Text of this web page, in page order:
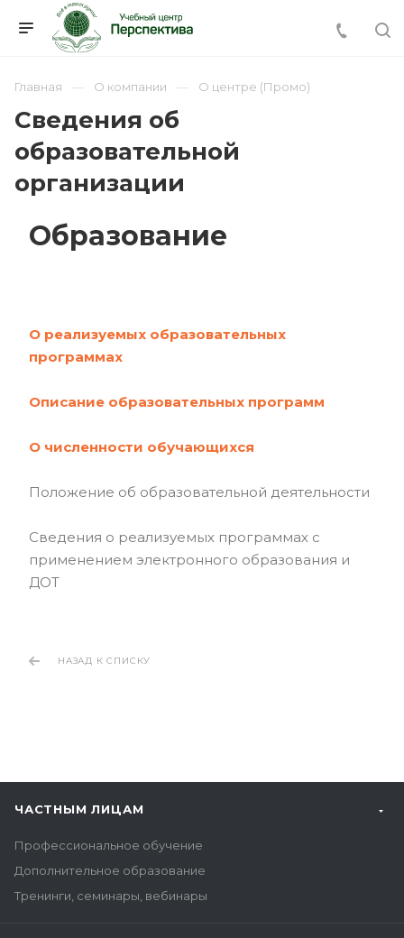
Главная О компании О центре (Промо)
Сведения об
образовательной
организации
Образование
О реализуемых образовательных
программах
Описание образовательных программ
О численности обучающихся
Положение об образовательной деятельности
Сведения о реализуемых программах с
применением электронного образования и
ДОТ
НАЗАД К СПИСКУ
ЧАСТНЫМ ЛИЦАМ
Профессиональное обучение
Дополнительное образование
Тренинги, семинары, вебинары